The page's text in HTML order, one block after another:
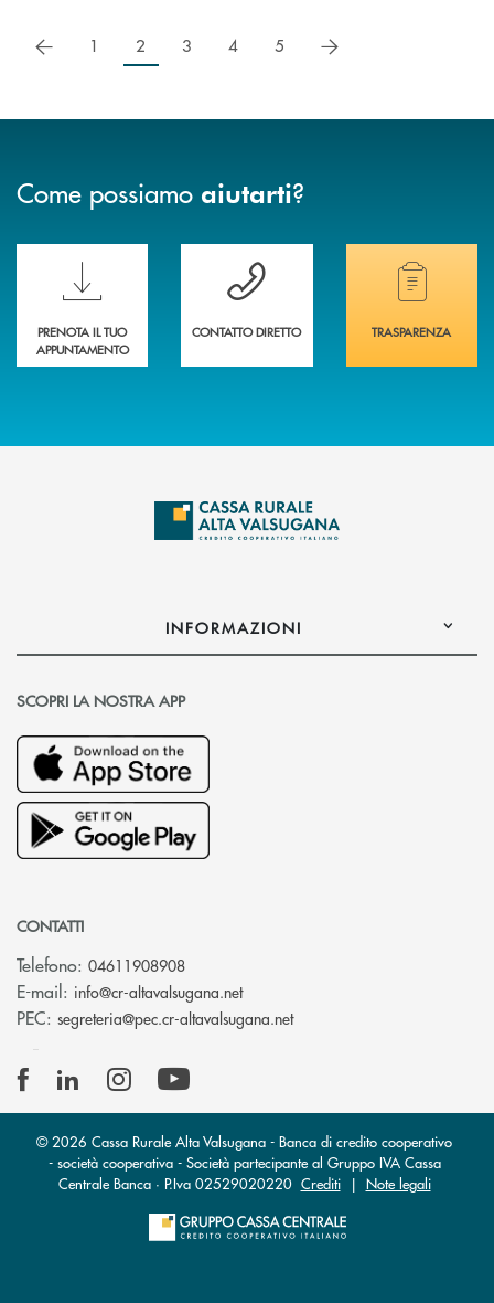
precedente
1 2 3 4 5 successivo
Come possiamo aiutarti?
Scopri le funzionalità della nuova PRENOTA BANCA
PRENOTA IL TUO
APPUNTAMENTO
Hai bisogno di assistenza immediata?
CONTATTO DIRETTO
Hai bisogno di
TRASPARENZA
INFORMAZIONI
SCOPRI LA NOSTRA APP
CONTATTI
Telefono: 04611908908
E-mail: info@cr-altavalsugana.net(si apre l’app di posta
PEC: segreteria@pec.cr-altavalsugana.net(si apre l’app di posta
© 2026 Cassa Rurale Alta Valsugana - Banca di credito cooperativo
- società cooperativa - Società partecipante al Gruppo IVA Cassa
Centrale Banca · P.Iva 02529020220 Crediti| Note legali